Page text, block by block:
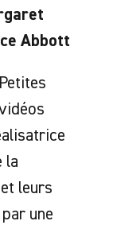
Abbott
la
leurs
une